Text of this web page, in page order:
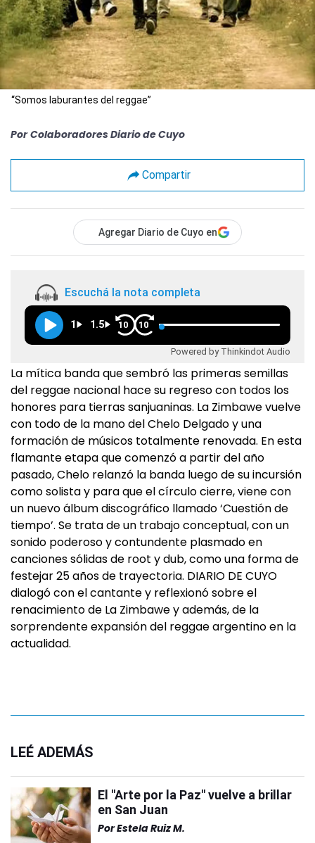
“Somos laburantes del reggae”
Por Colaboradores Diario de Cuyo
Compartir
Agregar Diario de Cuyo en
Escuchá la nota completa
1 1.5 10 10
Powered by Thinkindot Audio
La mítica banda que sembró las primeras semillas
del reggae nacional hace su regreso con todos los
honores para tierras sanjuaninas. La Zimbawe vuelve
con todo de la mano del Chelo Delgado y una
formación de músicos totalmente renovada. En esta
flamante etapa que comenzó a partir del año
pasado, Chelo relanzó la banda luego de su incursión
como solista y para que el círculo cierre, viene con
un nuevo álbum discográfico llamado ‘Cuestión de
tiempo’. Se trata de un trabajo conceptual, con un
sonido poderoso y contundente plasmado en
canciones sólidas de root y dub, como una forma de
festejar 25 años de trayectoria. DIARIO DE CUYO
dialogó con el cantante y reflexionó sobre el
renacimiento de La Zimbawe y además, de la
sorprendente expansión del reggae argentino en la
actualidad.
LEÉ ADEMÁS
El "Arte por la Paz" vuelve a brillar
en San Juan
PorEstela Ruiz M.